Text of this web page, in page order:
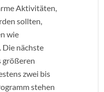
Aktivitäten,
sollten,
wie
Die nächste
größeren
zwei bis
stehen